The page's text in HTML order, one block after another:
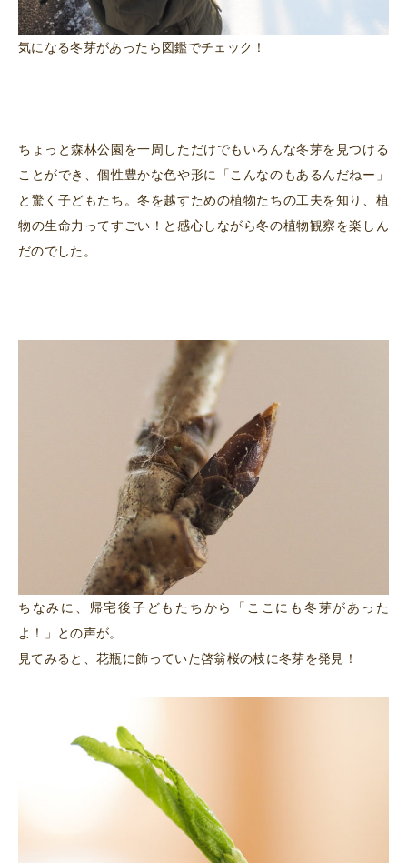
気になる冬芽があったら図鑑でチェック！
ちょっと森林公園を一周しただけでもいろんな冬芽を見つける
ことができ、個性豊かな色や形に「こんなのもあるんだねー」
と驚く子どもたち。冬を越すための植物たちの工夫を知り、植
物の生命力ってすごい！と感心しながら冬の植物観察を楽しん
だのでした。
ちなみに、帰宅後子どもたちから「ここにも冬芽があった
よ！」との声が。
見てみると、花瓶に飾っていた啓翁桜の枝に冬芽を発見！